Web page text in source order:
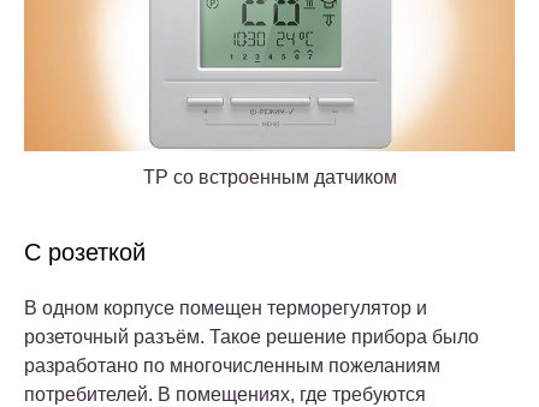
ТР со встроенным датчиком
С розеткой
В одном корпусе помещен терморегулятор и
розеточный разъём. Такое решение прибора было
разработано по многочисленным пожеланиям
потребителей. В помещениях, где требуются